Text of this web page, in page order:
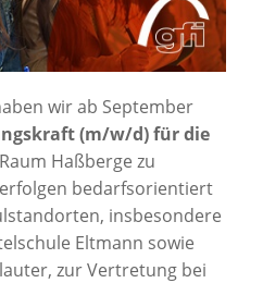
wir ab September
(m/w/d) für die
Haßberge zu
bedarfsorientiert
insbesondere
Eltmann sowie
zur Vertretung bei